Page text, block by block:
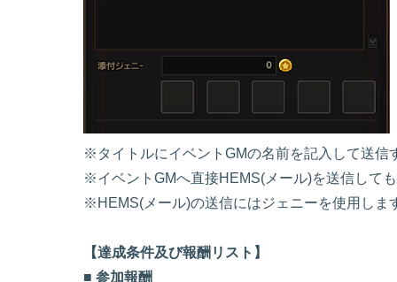
※タイトルにイベントGMの名前を記入して送信
※イベントGMへ直接HEMS(メール)を送信して
※HEMS(メール)の送信にはジェニーを使用しま
【達成条件及び報酬リスト】
■ 参加報酬